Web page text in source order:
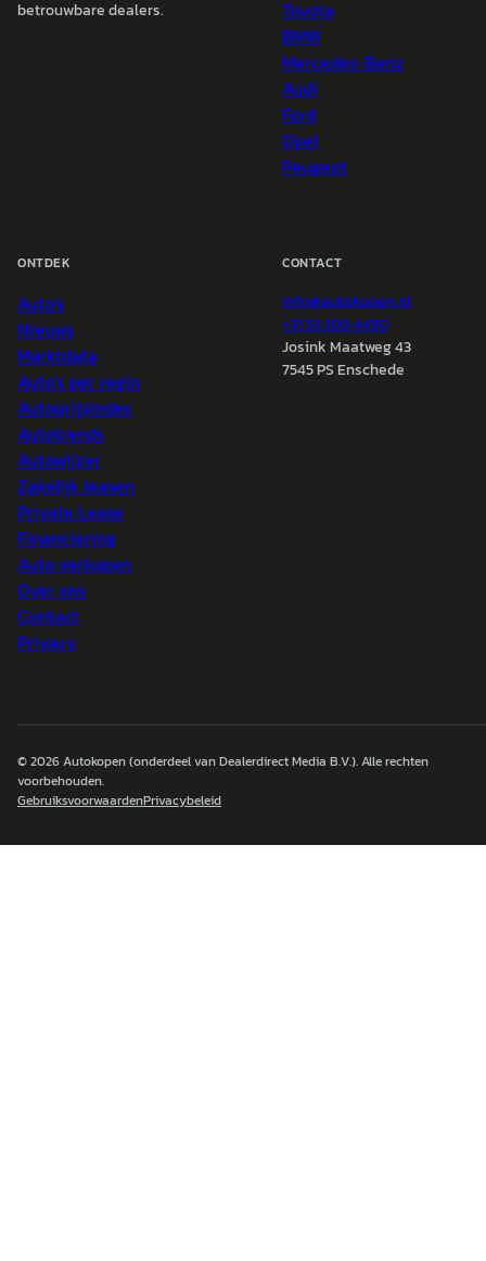
betrouwbare dealers.
Toyota
BMW
Mercedes-Benz
Audi
Ford
Opel
Peugeot
ONTDEK
Auto's
Nieuws
Marktdata
Auto's per regio
Autoprijsindex
Autotrends
Autowijzer
Zakelijk leasen
Private Lease
Financiering
Auto verkopen
Over ons
Contact
Privacy
CONTACT
info@autokopen.nl
+31 53 208 4490
Josink Maatweg 43
7545 PS Enschede
© 2026Autokopen(onderdeel van Dealerdirect Media B.V.). Alle rechten
voorbehouden.
GebruiksvoorwaardenPrivacybeleid